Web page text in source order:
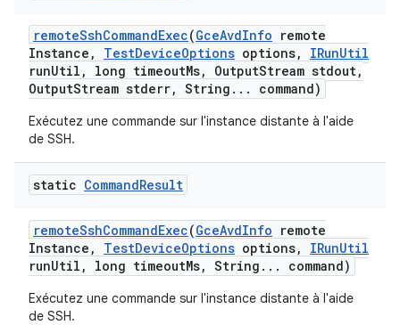
remoteSshCommandExec(GceAvdInfo remote
Instance , TestDeviceOptions options, IRunUtil
runUtil , long timeoutMs, OutputStream stdout,
OutputStream stderr, String . . . command)
Exécutez une commande sur l'instance distante à l'aide
de SSH.
static CommandResult
remoteSshCommandExec(GceAvdInfo remote
Instance , TestDeviceOptions options, IRunUtil
runUtil , long timeoutMs, String . . . command)
Exécutez une commande sur l'instance distante à l'aide
de SSH.